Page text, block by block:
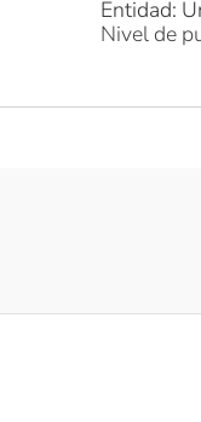
Entidad:
Nivel de